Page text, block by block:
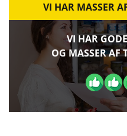
VI HAR MASSER
VI HAR
OG MASSER AF